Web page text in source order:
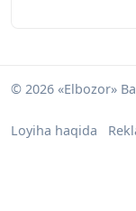
© 2026 «Elbozor»
Loyiha haqida